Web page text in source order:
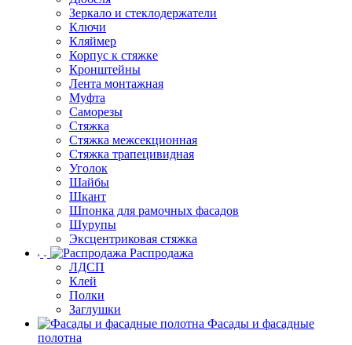
Зеркало и стеклодержатели
Ключи
Кляймер
Корпус к стяжке
Кронштейны
Лента монтажная
Муфта
Саморезы
Стяжка
Стяжка межсекционная
Стяжка трапецивидная
Уголок
Шайбы
Шкант
Шпонка для рамочных фасадов
Шурупы
Эксцентриковая стяжка
Распродажа
ЛДСП
Клей
Полки
Заглушки
Фасады и фасадные
полотна